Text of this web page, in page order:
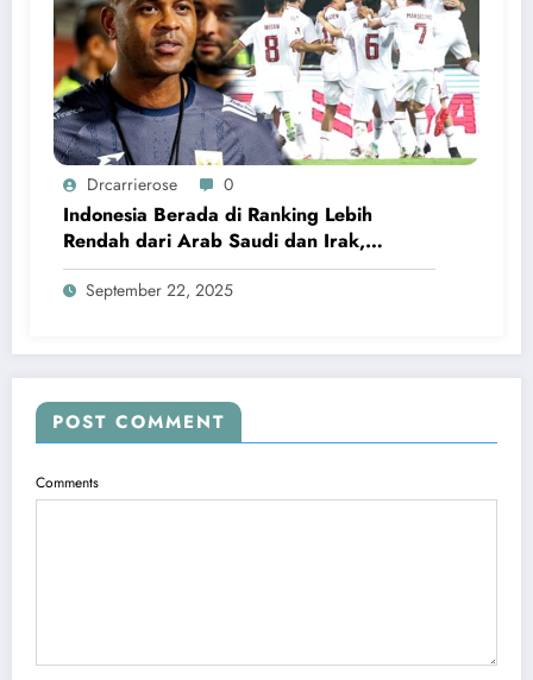
Drcarrierose 0
Indonesia Berada di Ranking Lebih
Rendah dari Arab Saudi dan Irak,
Kluivert Tetap Tenang
September 22, 2025
POST COMMENT
Comments